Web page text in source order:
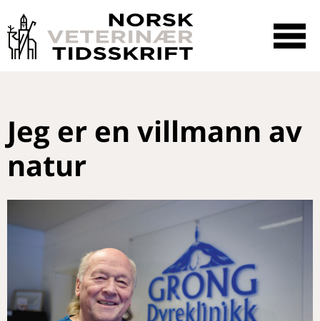
☰
Jeg er en villmann av
natur